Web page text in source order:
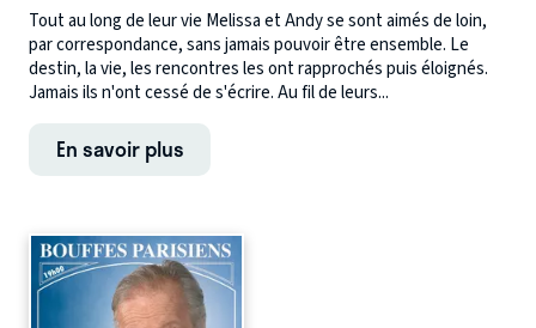
Tout au long de leur vie Melissa et Andy se sont aimés de loin,
par correspondance, sans jamais pouvoir être ensemble. Le
destin, la vie, les rencontres les ont rapprochés puis éloignés.
Jamais ils n'ont cessé de s'écrire. Au fil de leurs...
En savoir plus